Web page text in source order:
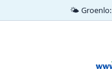
🌤️ Groenlo: